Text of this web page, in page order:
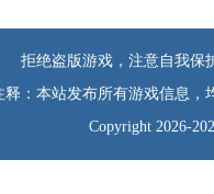
拒绝盗版游戏，注意自我保
释：本站发布所有游戏信息，
Copyright 2026-